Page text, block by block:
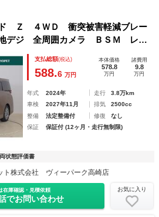
ド Ｚ ４ＷＤ 衝突被害軽減ブレー
デジ 全周囲カメラ ＢＳＭ レー
報 シートヒーター＆クール 前後
ア ３眼ＬＥＤライト ワンオーナ
支払総額(税込)
588.6 万円
本体価格
578.8
万円
諸費用
9.8
万円
年式 2024年 走行
3.8万km
車検
2027年11月 排気
2500cc
整備
法定整備付 修復
なし
保証
保証付 (12ヶ月・走行無制限)
状態評価書
ト株式会社 ヴィーパーク高崎店
在庫確認・見積依頼
でお問い合わせ
お気に入り